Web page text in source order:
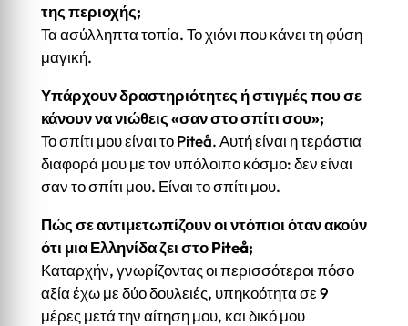
της περιοχής;
Τα ασύλληπτα τοπία. Το χιόνι που κάνει τη φύση
μαγική.
Υπάρχουν δραστηριότητες ή στιγμές που σε
κάνουν να νιώθεις «σαν στο σπίτι σου»;
Το σπίτι μου είναι το Piteå. Αυτή είναι η τεράστια
διαφορά μου με τον υπόλοιπο κόσμο: δεν είναι
σαν το σπίτι μου. Είναι το σπίτι μου.
Πώς σε αντιμετωπίζουν οι ντόπιοι όταν ακούν
ότι μια Ελληνίδα ζει στο Piteå;
Καταρχήν, γνωρίζοντας οι περισσότεροι πόσο
αξία έχω με δύο δουλειές, υπηκοότητα σε 9
μέρες μετά την αίτηση μου, και δικό μου